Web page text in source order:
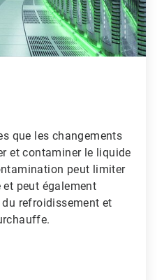
que les changements
et contaminer le liquide
peut limiter
peut également
refroidissement et